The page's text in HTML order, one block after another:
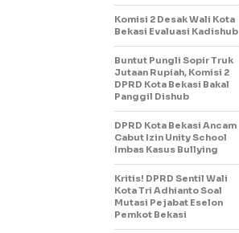
Komisi 2 Desak Wali Kota
Bekasi Evaluasi Kadishub
Buntut Pungli Sopir Truk
Jutaan Rupiah, Komisi 2
DPRD Kota Bekasi Bakal
Panggil Dishub
DPRD Kota Bekasi Ancam
Cabut Izin Unity School
Imbas Kasus Bullying
Kritis! DPRD Sentil Wali
Kota Tri Adhianto Soal
Mutasi Pejabat Eselon
Pemkot Bekasi